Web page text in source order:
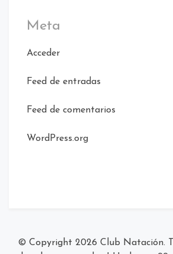
Meta
Acceder
Feed de entradas
Feed de comentarios
WordPress.org
© Copyright 2026 Club Natación.